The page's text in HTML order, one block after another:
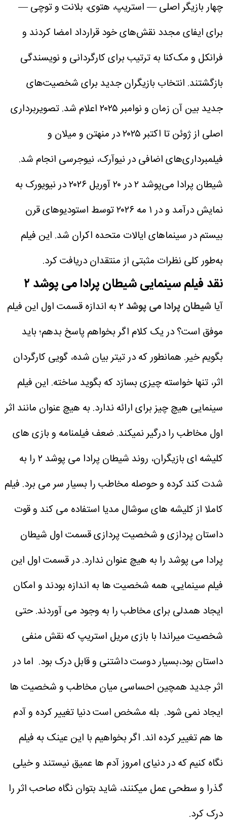
چهار بازیگر اصلی — استریپ، هتوی، بلانت و توچی —
برای ایفای مجدد نقش‌های خود قرارداد امضا کردند و
فرانکل و مک‌کنا به ترتیب برای کارگردانی و نویسندگی
بازگشتند. انتخاب بازیگران جدید برای شخصیت‌های
جدید بین آن زمان و نوامبر ۲۰۲۵ اعلام شد. تصویربرداری
اصلی از ژوئن تا اکتبر ۲۰۲۵ در منهتن و میلان و
فیلمبرداری‌های اضافی در نیوآرک، نیوجرسی انجام شد.
شیطان پرادا می‌پوشد ۲ در ۲۰ آوریل ۲۰۲۶ در نیویورک به
نمایش درآمد و در ۱ مه ۲۰۲۶ توسط استودیوهای قرن
بیستم در سینماهای ایالات متحده اکران شد. این فیلم
به‌طور کلی نظرات مثبتی از منتقدان دریافت کرد.
نقد فیلم سینمایی شیطان پرادا می پوشد ۲
آیاشیطان پرادا می پوشد
۲ به اندازه قسمت اول این فیلم
موفق است؟ در یک کلام اگر بخواهم پاسخ بدهم؛ باید
بگویم خیر. همانطور که در تیتر بیان شده، گویی کارگردان
اثر، تنها خواسته چیزی بسازد که بگوید ساخته. این فیلم
سینمایی هیچ چیز برای ارائه ندارد. به هیچ عنوان مانند اثر
اول مخاطب را درگیر نمیکند. ضعف فیلمنامه و بازی های
کلیشه ای بازیگران، روند شیطان پرادا می پوشد ۲ را به
شدت کند کرده و حوصله مخاطب را بسیار سر می برد. فیلم
کاملا از کلیشه های سوشال مدیا استفاده می کند و قوت
داستان پردازی و شخصیت پردازی قسمت اول شیطان
پرادا می پوشد را به هیچ عنوان ندارد.در قسمت اول این
فیلم سینمایی، همه شخصیت ها به اندازه بودند و امکان
ایجاد همدلی برای مخاطب را به وجود می آوردند. حتی
شخصیت میراندا با بازی مریل استریپ که نقش منفی
داستان بود،‌بسیار دوست داشتنی و قابل درک بود. اما در
اثر جدید همچین احساسی میان مخاطب و شخصیت ها
ایجاد نمی شود. بله مشخص است دنیا تغییر کرده و آدم
ها هم تغییر کرده اند. اگر بخواهیم با این عینک به فیلم
نگاه کنیم که در دنیای امروز آدم ها عمیق نیستند و خیلی
گذرا و سطحی عمل میکنند، شاید بتوان نگاه صاحب اثر را
درک کرد.